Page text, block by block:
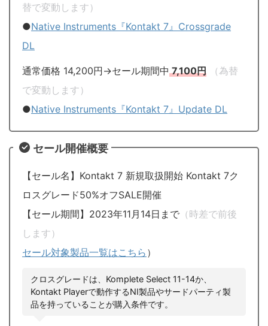
替で変動します）
●Native Instruments『Kontakt 7』Crossgrade
DL
通常価格 14,200円→セール期間中7,100円
（為替
で変動します）
●Native Instruments『Kontakt 7』Update DL
セール開催概要
【セール名】Kontakt 7 新規取扱開始 Kontakt 7ク
ロスグレード50%オフSALE開催
【セール期間】2023年11月14日まで （時差で前後
します）
セール対象製品一覧はこちら ）
クロスグレードは、Komplete Select 11-14か、
Kontakt Playerで動作するNI製品やサードパーティ製
品を持っていることが購入条件です。